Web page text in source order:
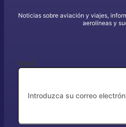
Noticias sobre aviación y viajes,
aerolíneas y
Email